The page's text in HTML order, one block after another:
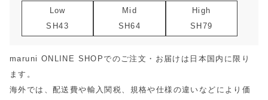
Low
SH43
Mid
SH64
High
SH79
maruni ONLINE SHOPでのご注文・お届けは日本国内に限り
ます。
海外では、配送費や輸入関税、規格や仕様の違いなどにより価